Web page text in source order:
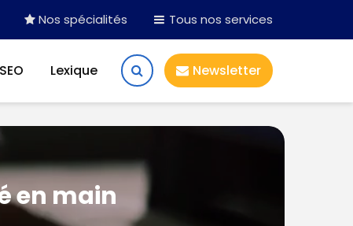
Nos spécialités Tous nos services
Lexique Newsletter
en main